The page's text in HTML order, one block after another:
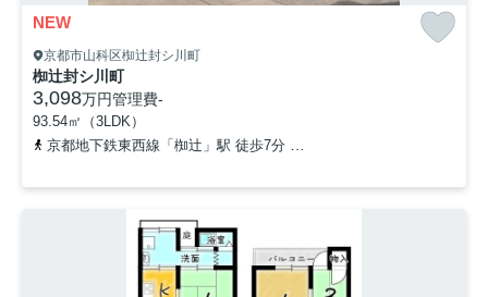
NEW
京都市山科区椥辻封シ川町
椥辻封シ川町
3,098万円管理費-
93.54㎡（3LDK）
京都地下鉄東西線「椥辻」駅 徒歩7分